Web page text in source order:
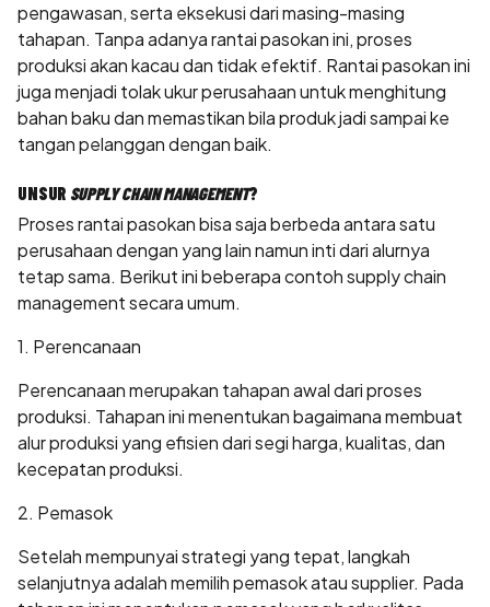
pengawasan, serta eksekusi dari masing-masing
tahapan. Tanpa adanya rantai pasokan ini, proses
produksi akan kacau dan tidak efektif. Rantai pasokan ini
juga menjadi tolak ukur perusahaan untuk menghitung
bahan baku dan memastikan bila produk jadi sampai ke
tangan pelanggan dengan baik.
UNSUR SUPPLY CHAIN MANAGEMENT?
Proses rantai pasokan bisa saja berbeda antara satu
perusahaan dengan yang lain namun inti dari alurnya
tetap sama. Berikut ini beberapa contoh supply chain
management secara umum.
1. Perencanaan
Perencanaan merupakan tahapan awal dari proses
produksi. Tahapan ini menentukan bagaimana membuat
alur produksi yang efisien dari segi harga, kualitas, dan
kecepatan produksi.
2. Pemasok
Setelah mempunyai strategi yang tepat, langkah
selanjutnya adalah memilih pemasok atau supplier. Pada